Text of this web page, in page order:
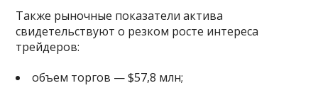
Также рыночные показатели актива
свидетельствуют о резком росте интереса
трейдеров:
объем торгов — $57,8 млн;